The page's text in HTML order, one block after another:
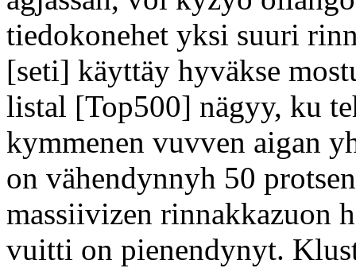
tiedokonehet yksi suuri
[seti] käyttäy hyväkse
listal [Top500] nägyy, ku
kymmenen vuvven aigan
on vähendynnyh 50
massiivizen rinnakkazuon
vuitti on pienendynyt.